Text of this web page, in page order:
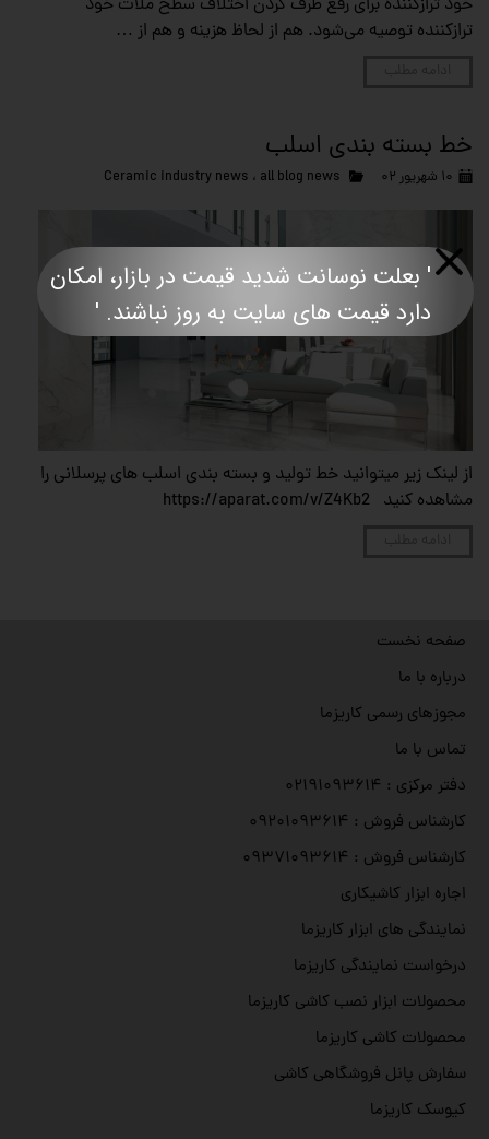
ترازکننده توصیه می‌شود. هم از لحاظ هزینه و هم از …
خط بسته بندی اسلب
۱۰ شهریور ۰۲ Ceramic industry news ، all blog news
از لینک زیر میتوانید خط تولید و بسته بندی اسلب های پرسلانی را
مشاهده کنید https://aparat.com/v/Z4Kb2
صفحه نخست
درباره با ما
مجوزهای رسمی کاریزما
تماس با ما
دفتر مرکزی : ۰۲۱۹۱۰۹۳۶۱۴
کارشناس فروش : ۰۹۲۰۱۰۹۳۶۱۴
کارشناس فروش : ۰۹۳۷۱۰۹۳۶۱۴
اجاره ابزار کاشیکاری
نمایندگی های ابزار کاریزما
درخواست نمایندگی کاریزما
محصولات ابزار نصب کاشی کاریزما
محصولات کاشی کاریزما
سفارش پانل فروشگاهی کاشی
کیوسک کاریزما
' بعلت نوسانت شدید قیمت در بازار، امکان
دارد قیمت های سایت به روز نباشند. '​​​​​​​​​​​​​​